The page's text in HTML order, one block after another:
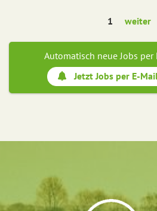
1 weiter
Automatisch neue Jobs
Jetzt Jobs per E-